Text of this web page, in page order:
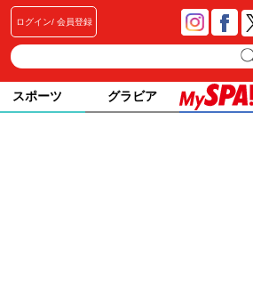
ログイン 会員登録
スポーツ グラビア